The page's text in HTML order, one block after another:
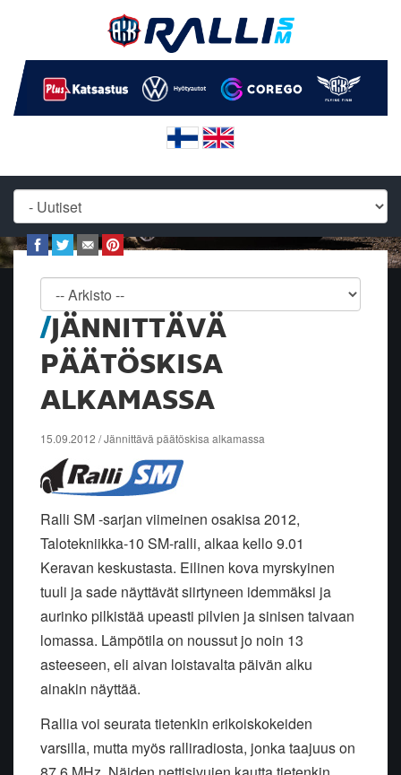
JÄNNITTÄVÄ
PÄÄTÖSKISA
ALKAMASSA
15.09.2012 / Jännittävä päätöskisa alkamassa
Ralli SM -sarjan viimeinen osakisa 2012,
Talotekniikka-10 SM-ralli, alkaa kello 9.01
Keravan keskustasta. Eilinen kova myrskyinen
tuuli ja sade näyttävät siirtyneen idemmäksi ja
aurinko pilkistää upeasti pilvien ja sinisen taivaan
lomassa. Lämpötila on noussut jo noin 13
asteeseen, eli aivan loistavalta päivän alku
ainakin näyttää.
Rallia voi seurata tietenkin erikoiskokeiden
varsilla, mutta myös ralliradiosta, jonka taajuus on